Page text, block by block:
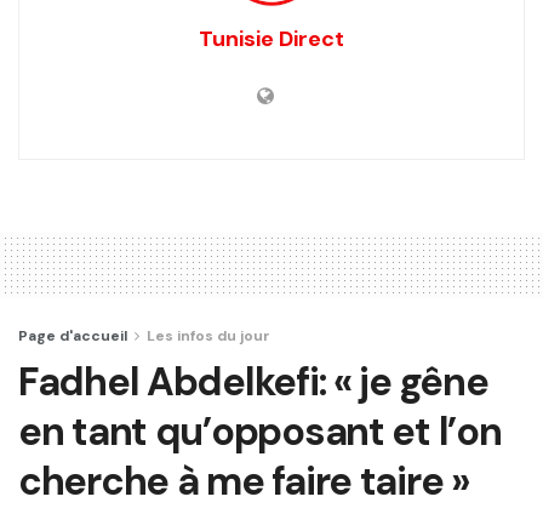
Tunisie Direct
Page d'accueil Les infos du jour
Fadhel Abdelkefi: « je gêne
en tant qu’opposant et l’on
cherche à me faire taire »